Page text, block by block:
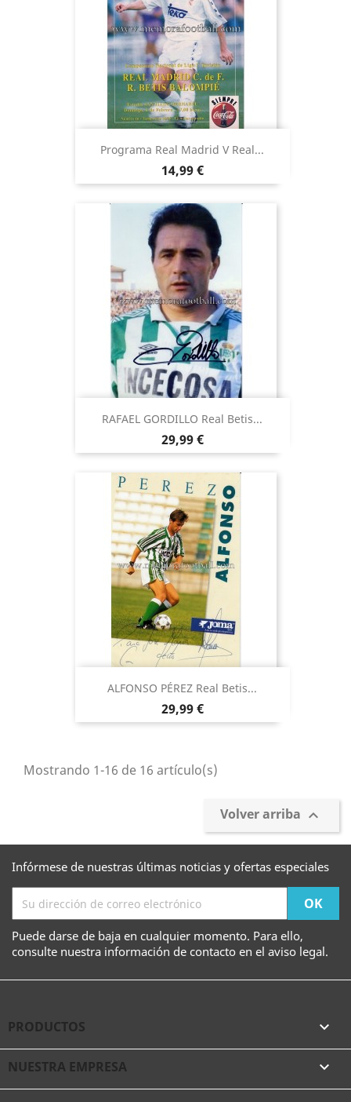
Programa Real Madrid V Real...
Precio
14,99 €
RAFAEL GORDILLO Real Betis...
Precio
29,99 €
ALFONSO PÉREZ Real Betis...
Precio
29,99 €
Mostrando 1-16 de 16 artículo(s)
Volver arriba 
Infórmese de nuestras últimas noticias y ofertas especiales
Puede darse de baja en cualquier momento. Para ello,
consulte nuestra información de contacto en el aviso legal.
PRODUCTOS 
NUESTRA EMPRESA 